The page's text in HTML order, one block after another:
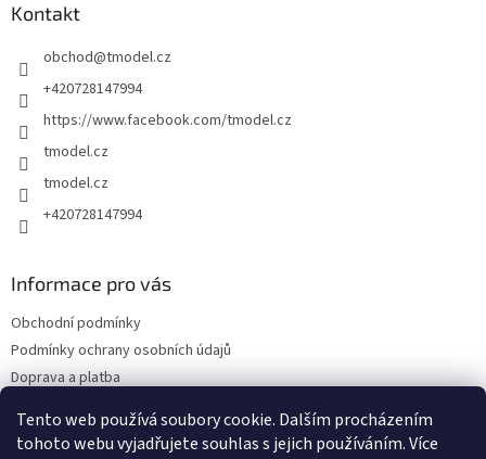
Tento web používá soubory cookie. Dalším procházením
tohoto webu vyjadřujete souhlas s jejich používáním. Více
Kontakt
obchod@tmodel.cz
+420728147994
https://www.facebook.com/tmodel.cz
tmodel.cz
tmodel.cz
+420728147994
Informace pro vás
Obchodní podmínky
Podmínky ochrany osobních údajů
Doprava a platba
Kontakty